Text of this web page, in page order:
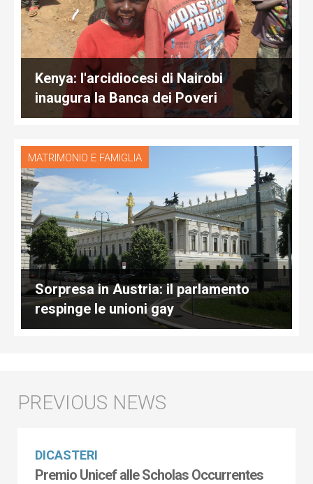
Kenya: l'arcidiocesi di Nairobi
inaugura la Banca dei Poveri
MATRIMONIO E FAMIGLIA
Sorpresa in Austria: il parlamento
respinge le unioni gay
DICASTERI
Premio Unicef alle Scholas Occurrentes